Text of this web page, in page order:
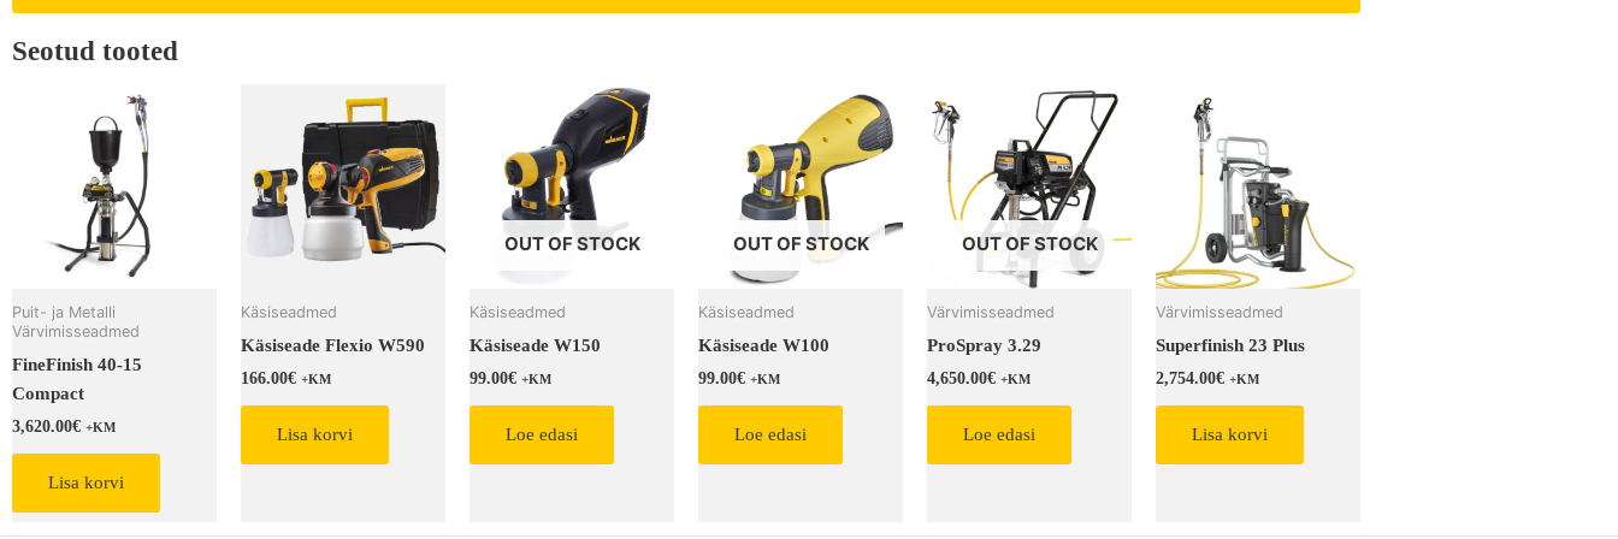
Seotud tooted
Puit- ja Metalli
Värvimisseadmed
FineFinish 40-15
Compact
3,620.00€ +KM
Lisa korvi
Käsiseadmed
Käsiseade Flexio W590
166.00€ +KM
Lisa korvi
OUT OF STOCK
Käsiseadmed
Käsiseade W150
99.00€ +KM
Loe edasi
OUT OF STOCK
Käsiseadmed
Käsiseade W100
99.00€ +KM
Loe edasi
OUT OF STOCK
Värvimisseadmed
ProSpray 3.29
4,650.00€ +KM
Loe edasi
Värvimisseadmed
Superfinish 23 Plus
2,754.00€ +KM
Lisa korvi